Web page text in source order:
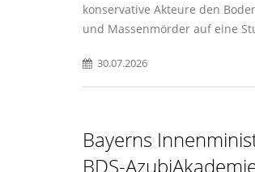
konservative Akteure den
und Massenmörder auf eine
30.07.2026
Bayerns
BDS-